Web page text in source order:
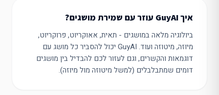
איך GuyAI עוזר עם שמירת מושגים?
ביולוגיה מלאה במושגים - תאית, אאוקריוט, פרוקריוט,
מיוזה, מיטוזה ועוד. GuyAI יכול להסביר כל מושג עם
דוגמאות והקשרים, וגם לעזור לכם להבדיל בין מושגים
דומים שמתבלבלים (למשל מיטוזה מול מיוזה).